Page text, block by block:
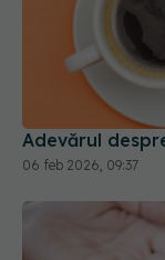
Adevărul
06 feb 2026, 09:37